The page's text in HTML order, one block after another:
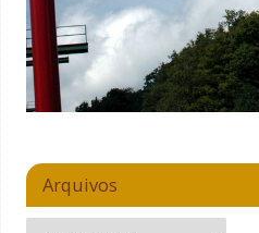
Arquivos